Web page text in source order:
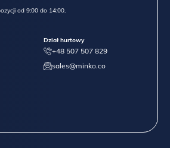
od 9:00 do 14:00.
Dział hurtowy
+48 507 507 829
sales@minko.co